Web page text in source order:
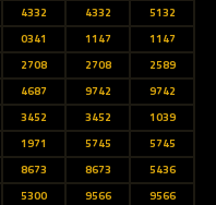
4332 4332
5132
0341 1147
1147
2708 2708
2589
4687 9742
9742
3452 3452
1039
1971 5745
5745
8673 8673
5436
5300 9566
9566